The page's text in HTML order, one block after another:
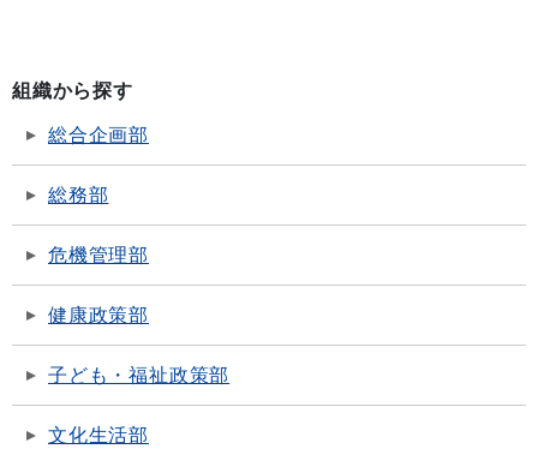
組織から探す
総合企画部
総務部
危機管理部
健康政策部
子ども・福祉政策部
文化生活部